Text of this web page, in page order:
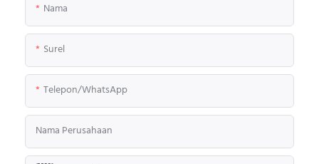
Nama
Surel
Telepon/WhatsApp
Nama Perusahaan